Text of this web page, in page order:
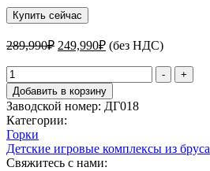
Купить сейчас
289,990₽ Первоначальная
составляла
289,990₽.
249,990₽Текущая
цена:
249,990₽.
(без НДС)
Количество
товара
Детская
горка
Паровозик
018
-
+
Добавить в корзину
Заводской номер: ДГ018
Категории:
Горки
Детские игровые комплексы из бруса
Свяжитесь с нами: